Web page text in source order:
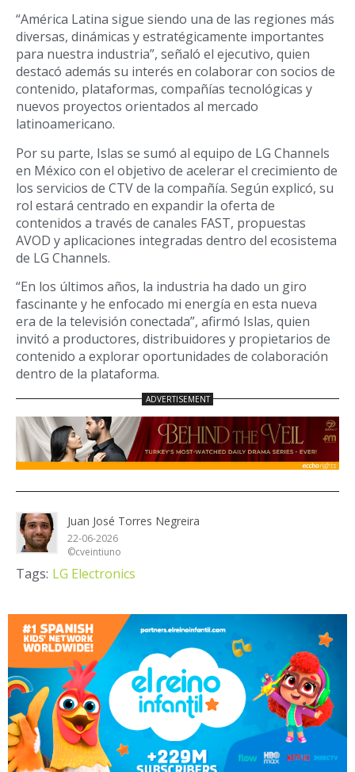
“América Latina sigue siendo una de las regiones más
diversas, dinámicas y estratégicamente importantes
para nuestra industria”, señaló el ejecutivo, quien
destacó además su interés en colaborar con socios de
contenido, plataformas, compañías tecnológicas y
nuevos proyectos orientados al mercado
latinoamericano.
Por su parte, Islas se sumó al equipo de LG Channels
en México con el objetivo de acelerar el crecimiento de
los servicios de CTV de la compañía. Según explicó, su
rol estará centrado en expandir la oferta de
contenidos a través de canales FAST, propuestas
AVOD y aplicaciones integradas dentro del ecosistema
de LG Channels.
“En los últimos años, la industria ha dado un giro
fascinante y he enfocado mi energía en esta nueva
era de la televisión conectada”, afirmó Islas, quien
invitó a productores, distribuidores y propietarios de
contenido a explorar oportunidades de colaboración
dentro de la plataforma.
Juan José Torres Negreira
22-06-2026
©cveintiuno
Tags: LG Electronics